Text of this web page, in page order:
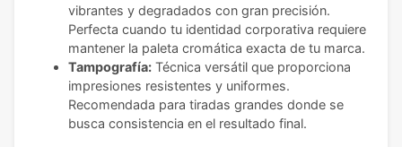
vibrantes y degradados con gran precisión.
Perfecta cuando tu identidad corporativa requiere
mantener la paleta cromática exacta de tu marca.
Tampografía: Técnica versátil que proporciona
impresiones resistentes y uniformes.
Recomendada para tiradas grandes donde se
busca consistencia en el resultado final.